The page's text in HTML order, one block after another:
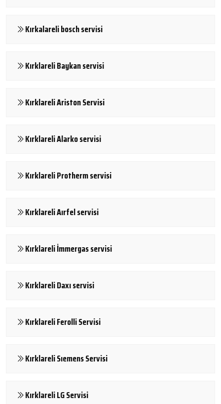
Kırkalareli bosch servisi
Kırklareli Baykan servisi
Kırklareli Ariston Servisi
Kırklareli Alarko servisi
Kırklareli Protherm servisi
Kırklareli Aırfel servisi
Kırklareli İmmergas servisi
Kırklareli Daxı servisi
Kırklareli Ferolli Servisi
Kırklareli Sıemens Servisi
Kırklareli LG Servisi